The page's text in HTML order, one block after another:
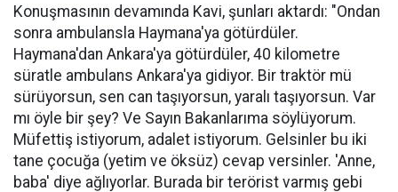
Konuşmasının devamında Kavi, şunları aktardı: "Ondan
sonra ambulansla Haymana'ya götürdüler.
Haymana'dan Ankara'ya götürdüler, 40 kilometre
süratle ambulans Ankara'ya gidiyor. Bir traktör mü
sürüyorsun, sen can taşıyorsun, yaralı taşıyorsun. Var
mı öyle bir şey? Ve Sayın Bakanlarıma söylüyorum.
Müfettiş istiyorum, adalet istiyorum. Gelsinler bu iki
tane çocuğa (yetim ve öksüz) cevap versinler. 'Anne,
baba' diye ağlıyorlar. Burada bir terörist varmış gebi